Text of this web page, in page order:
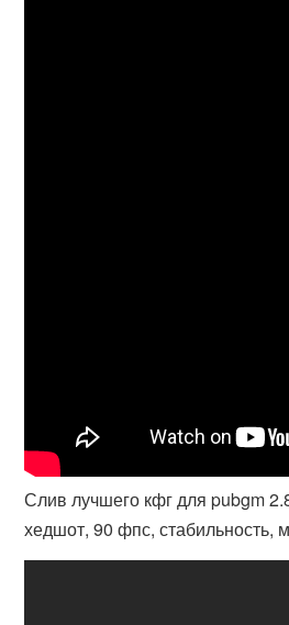
Слив лучшего кфг для pubgm
хедшот, 90 фпс, стабильность,